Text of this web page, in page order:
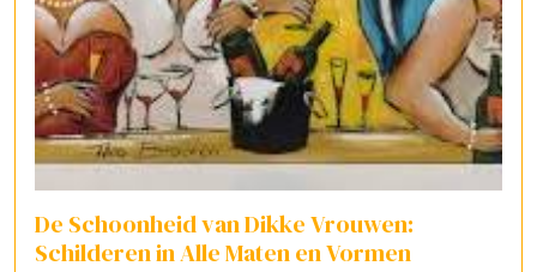
De Schoonheid van Dikke Vrouwen:
Schilderen in Alle Maten en Vormen